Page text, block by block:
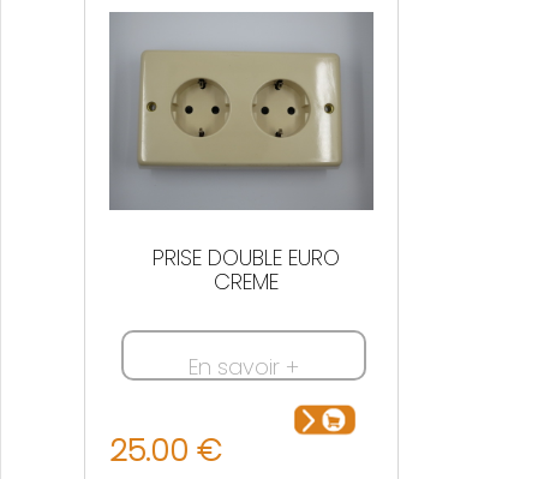
PRISE DOUBLE EURO
CREME
En savoir +
25.00 €